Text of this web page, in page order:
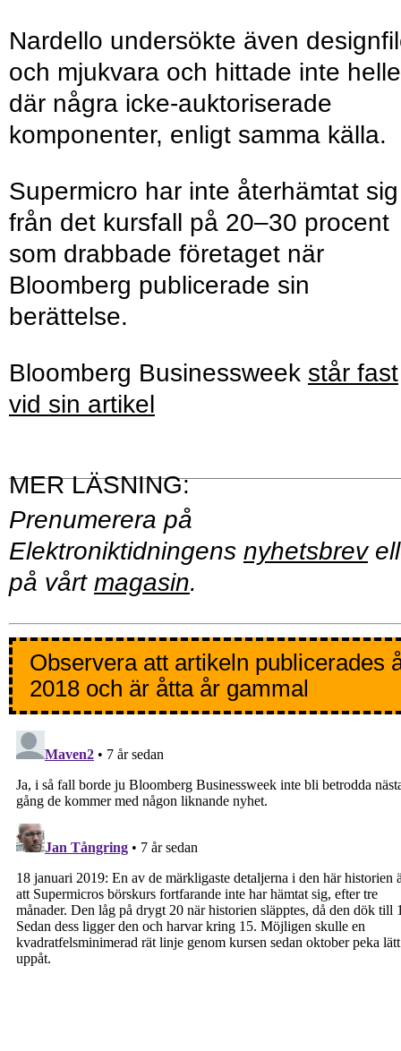
Nardello undersökte även
och mjukvara och hittade inte
där några icke-auktoriserade
komponenter, enligt samma källa.
Supermicro har inte återhämtat sig
från det kursfall på 20–30 procent
som drabbade företaget när
Bloomberg publicerade sin
berättelse.
Bloomberg Businessweek står fast
vid sin artikel
Prenumerera på
Elektroniktidningens nyhetsbrev
på vårt magasin.
Observera att artikeln publicerades
2018 och är åtta år gammal